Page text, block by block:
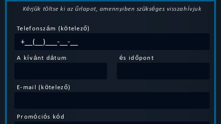
Kérjük töltse ki az űrlapot, amennyiben szükséges visszahívjuk
Telefonszám (kötelező)
A kívánt dátum és időpont
E-mail (kötelező)
Promóciós kód